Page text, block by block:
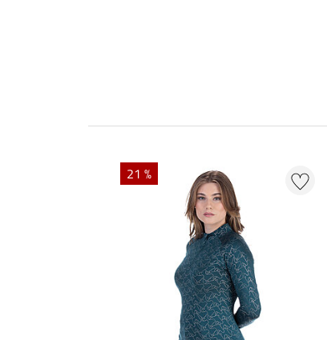
21 %